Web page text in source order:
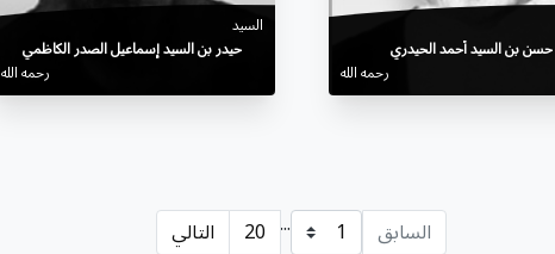
حسن بن السيد أحمد الحيدري
رحمه الله
السيد
حيدر بن السيد إسماعيل الصدر الكاظمي
رحمه الله
السابق ...
20 التالي